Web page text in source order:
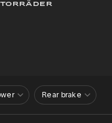
Rear brake